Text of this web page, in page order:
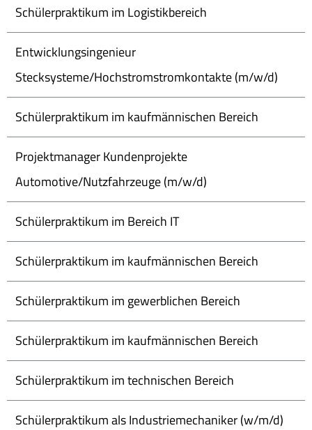
Schülerpraktikum im Logistikbereich
Entwicklungsingenieur
Stecksysteme/Hochstromstromkontakte (m/w/d)
Schülerpraktikum im kaufmännischen Bereich
Projektmanager Kundenprojekte
Automotive/Nutzfahrzeuge (m/w/d)
Schülerpraktikum im Bereich IT
Schülerpraktikum im kaufmännischen Bereich
Schülerpraktikum im gewerblichen Bereich
Schülerpraktikum im kaufmännischen Bereich
Schülerpraktikum im technischen Bereich
Schülerpraktikum als Industriemechaniker (w/m/d)